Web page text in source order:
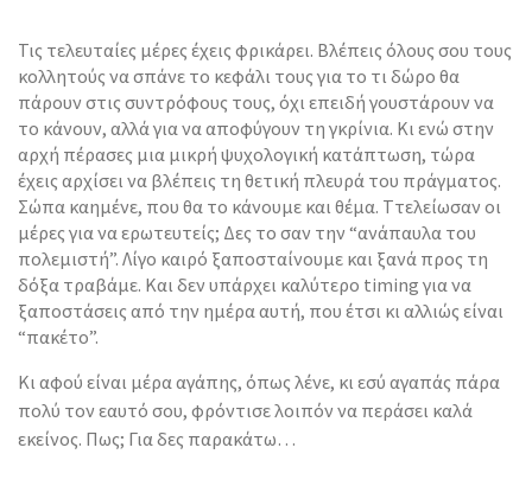
Τις τελευταίες μέρες έχεις φρικάρει. Βλέπεις όλους σου τους
κολλητούς να σπάνε το κεφάλι τους για το τι δώρο θα
πάρουν στις συντρόφους τους, όχι επειδή γουστάρουν να
το κάνουν, αλλά για να αποφύγουν τη γκρίνια. Κι ενώ στην
αρχή πέρασες μια μικρή ψυχολογική κατάπτωση, τώρα
έχεις αρχίσει να βλέπεις τη θετική πλευρά του πράγματος.
Σώπα καημένε, που θα το κάνουμε και θέμα. Ττελείωσαν οι
μέρες για να ερωτευτείς; Δες το σαν την “ανάπαυλα του
πολεμιστή”. Λίγο καιρό ξαποσταίνουμε και ξανά προς τη
δόξα τραβάμε. Και δεν υπάρχει καλύτερο timing για να
ξαποστάσεις από την ημέρα αυτή, που έτσι κι αλλιώς είναι
“πακέτο”.
Κι αφού είναι μέρα αγάπης, όπως λένε, κι εσύ αγαπάς πάρα
πολύ τον εαυτό σου, φρόντισε λοιπόν να περάσει καλά
εκείνος. Πως; Για δες παρακάτω…